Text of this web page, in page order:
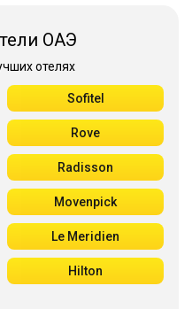
ОАЭ
отелях
Sofitel
Rove
Radisson
Movenpick
Le Meridien
Hilton